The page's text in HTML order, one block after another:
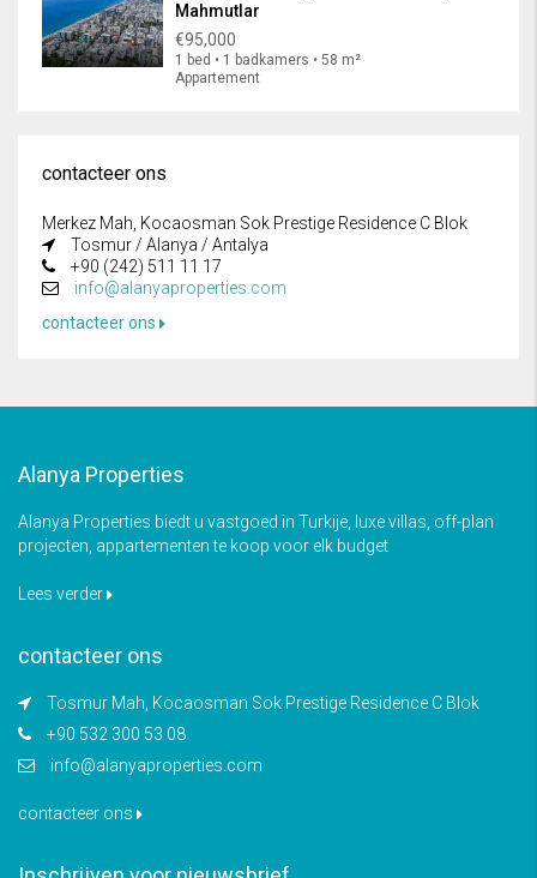
Mahmutlar
€95,000
1 bed • 1 badkamers • 58 m²
Appartement
contacteer ons
Merkez Mah, Kocaosman Sok Prestige Residence C Blok
Tosmur / Alanya / Antalya
+90 (242) 511 11 17
info@alanyaproperties.com
contacteer ons
Alanya Properties
Alanya Properties biedt u vastgoed in Turkije, luxe villas, off-plan
projecten, appartementen te koop voor elk budget
Lees verder
contacteer ons
Tosmur Mah, Kocaosman Sok Prestige Residence C Blok
+90 532 300 53 08
info@alanyaproperties.com
contacteer ons